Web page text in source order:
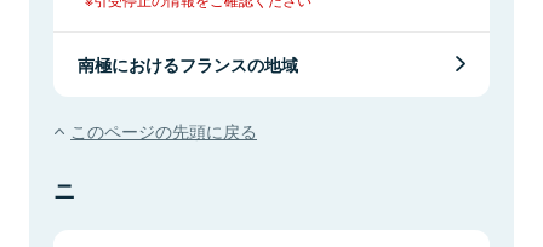
南極におけるフランスの地域
このページの先頭に戻る
ニ